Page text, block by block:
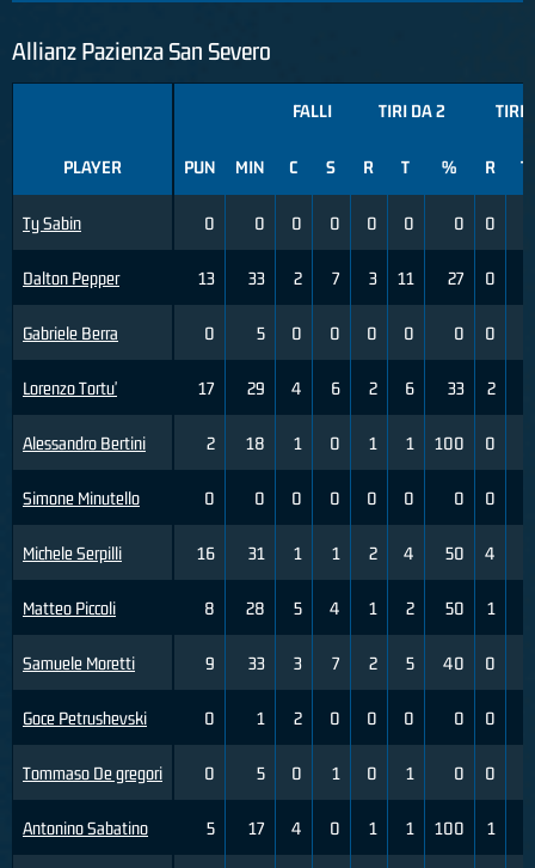
Allianz Pazienza San Severo
PLAYER
Ty Sabin
Dalton Pepper
Gabriele Berra
Lorenzo Tortu'
Alessandro Bertini
Simone Minutello
Michele Serpilli
Matteo Piccoli
Samuele Moretti
Goce Petrushevski
Tommaso De gregori
Antonino Sabatino
FALLI TIRI DA 2 TIRI
PUN MIN C S R T % R T
0 0 0 0 0 0 0 0
13 33 2 7 3 11 27 0
0 5 0 0 0 0 0 0
17 29 4 6 2 6 33 2
2 18 1 0 1 1 100 0
0 0 0 0 0 0 0 0
16 31 1 1 2 4 50 4
8 28 5 4 1 2 50 1
9 33 3 7 2 5 40 0
0 1 2 0 0 0 0 0
0 5 0 1 0 1 0 0
5 17 4 0 1 1 100 1